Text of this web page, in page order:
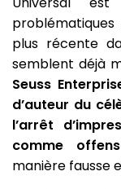
plus récente
semblent déjà
Seuss
d’auteur du
l’arrêt
comme
manière fausse